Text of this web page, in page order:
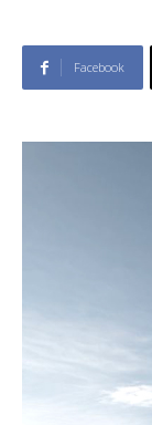
Facebook